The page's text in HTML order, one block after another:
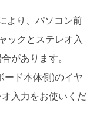
より、パソコン前
ックとステレオ入
があります。
ード本体側)のイヤ
入力をお使いくだ